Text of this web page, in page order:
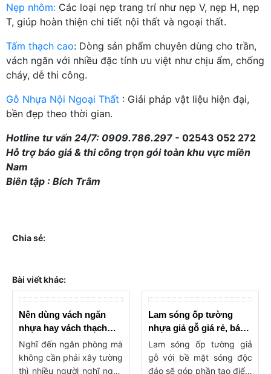
Nẹp nhôm: Các loại nẹp trang trí như nẹp V, nẹp H, nẹp
T, giúp hoàn thiện chi tiết nội thất và ngoại thất.
Tấm thạch cao: Dòng sản phẩm chuyên dùng cho trần,
vách ngăn với nhiều đặc tính ưu việt như chịu ẩm, chống
cháy, dễ thi công.
Gỗ Nhựa Nội Ngoại Thất : Giải pháp vật liệu hiện đại,
bền đẹp theo thời gian.
Hotline tư vấn 24/7: 0909.786.297 - 02543 052 272
Hỗ trợ báo giá & thi công trọn gói toàn khu vực miền
Nam
Biên tập : Bích Trâm
Chia sẻ:
Bài viết khác:
Nên dùng vách ngăn
nhựa hay vách thạch
cao ngăn phòng?
Nghĩ đến ngăn phòng mà
không cần phải xây tường
thì nhiều người nghĩ ngay
Lam sóng ốp tường
nhựa giả gỗ giá rẻ, báo
giá lam ốp tường, trần
Lam sóng ốp tường giả
gỗ với bề mặt sóng độc
đáo sẽ góp phần tạo điểm